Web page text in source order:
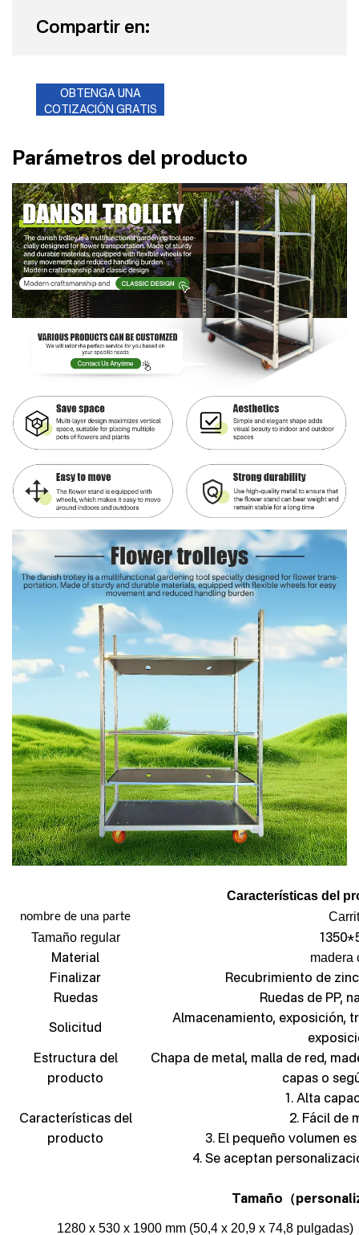
Compartir en:
OBTENGA UNA
COTIZACIÓN GRATIS
Parámetros del producto
Características del
nombre de una parte
Tamaño regular
Material
madera
Finalizar
Recubrimiento de
Ruedas
Ruedas de PP,
Solicitud
Almacenamiento, exposición,
Estructura del
producto
Chapa de metal, malla de red,
capas o
Características del
producto
1. Alta
2. Fácil de
3. El pequeño volumen
4. Se aceptan
Tamaño （
1280 x 530 x 1900 mm (50,4 x 20,9 x 74,8 pulgadas)